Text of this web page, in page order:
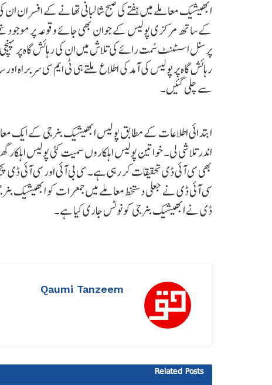
ابھیشیک معاملے میں ہفتے کی صبح شالبانی تھانے کے افسران ان
کے ساتھ مرکزی پولیس کے جوان بھی جائے وقوعہ پر موجود
پرسنل اسسٹنٹ سُمت رائے کی تلاش میں ان کی رہائش گاہ پر
رہائش گاہ پر پولیس کی آمد کی اطلاع ملتے ہی ٹی ایم سی سربراہ
سے چلی گئیں۔
ابتدائی اطلاعات کے مطابق پولیس ابھیشیک بنرجی کے ایک
اندر تلاشی لی۔ خواتین پولیس اہلکاروں سمیت کئی پولیس
بھی سی آئی ڈی تحقیقات کر رہی ہے۔ سی بی آئی اور سی آئی ڈی
سی آئی ڈی نے جعلی دستخط معاملے میں جمعرات کو ابھیشیک
ڈی نے ابھیشیک بنرجی کو نوٹس جاری کیا ہے۔
Qaumi Tanzeem
Related Posts